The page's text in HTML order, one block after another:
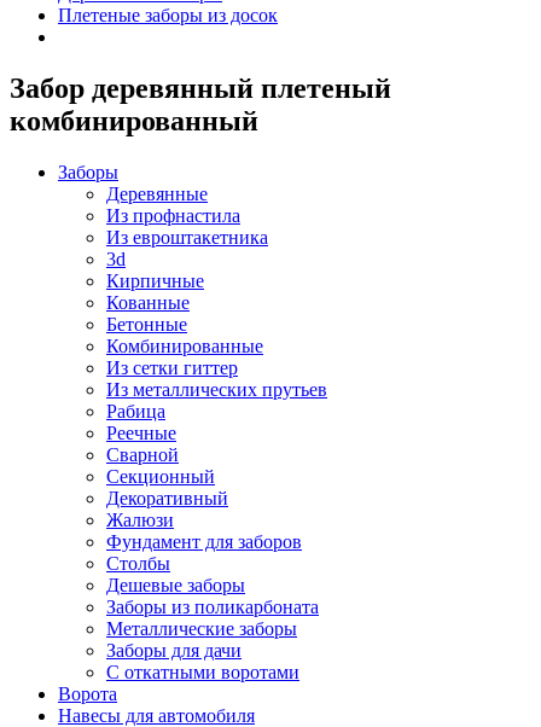
Плетеные заборы из досок
Забор деревянный плетеный
комбинированный
Заборы
Деревянные
Из профнастила
Из евроштакетника
3d
Кирпичные
Кованные
Бетонные
Комбинированные
Из сетки гиттер
Из металлических прутьев
Рабица
Реечные
Сварной
Секционный
Декоративный
Жалюзи
Фундамент для заборов
Столбы
Дешевые заборы
Заборы из поликарбоната
Металлические заборы
Заборы для дачи
С откатными воротами
Ворота
Навесы для автомобиля